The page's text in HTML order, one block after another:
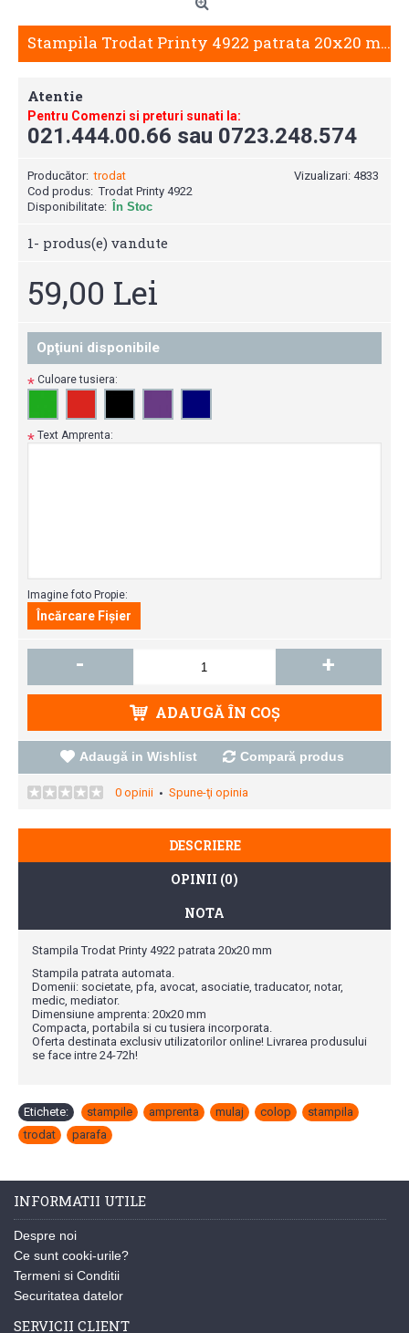
Stampila Trodat Printy 4922 patrata 20x20 mm
Atentie
Pentru Comenzi si preturi sunati la:
021.444.00.66 sau 0723.248.574
Vizualizari: 4833
Producător: trodat
Cod produs: Trodat Printy 4922
Disponibilitate:
În Stoc
1- produs(e) vandute
59,00 Lei
Opţiuni disponibile
* Culoare tusiera:
* Text Amprenta:
Imagine foto Propie:
- +
ADAUGĂ ÎN COŞ
Adaugă in Wishlist Compară produs
0 opinii • Spune-ţi opinia
DESCRIERE
OPINII (0)
NOTA
Stampila Trodat Printy 4922 patrata 20x20 mm
Stampila patrata automata.
Domenii: societate, pfa, avocat, asociatie, traducator, notar,
medic, mediator.
Dimensiune amprenta: 20x20 mm
Compacta, portabila si cu tusiera incorporata.
Oferta destinata exclusiv utilizatorilor online! Livrarea produsului
se face intre 24-72h!
Etichete: stampile amprenta mulaj colop stampila
trodat
parafa
INFORMATII UTILE
Despre noi
Ce sunt cooki-urile?
Termeni si Conditii
Securitatea datelor
SERVICII CLIENT